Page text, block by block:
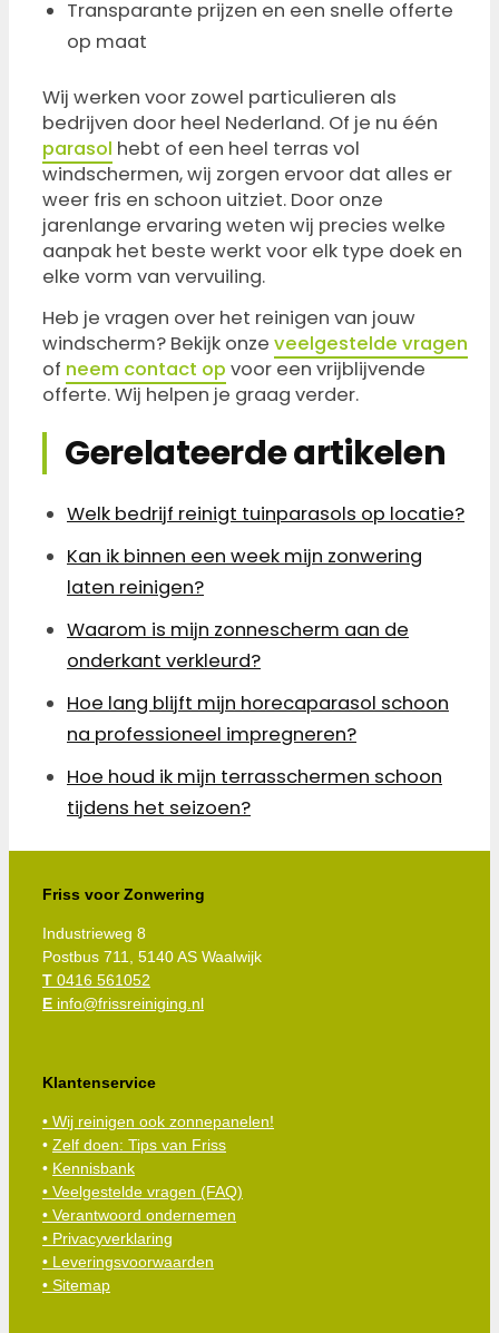
Transparante prijzen en een snelle offerte
op maat
Wij werken voor zowel particulieren als
bedrijven door heel Nederland. Of je nu één
parasol hebt of een heel terras vol
windschermen, wij zorgen ervoor dat alles er
weer fris en schoon uitziet. Door onze
jarenlange ervaring weten wij precies welke
aanpak het beste werkt voor elk type doek en
elke vorm van vervuiling.
Heb je vragen over het reinigen van jouw
windscherm? Bekijk onze veelgestelde vragen
of neem contact op voor een vrijblijvende
offerte. Wij helpen je graag verder.
Gerelateerde artikelen
Welk bedrijf reinigt tuinparasols op locatie?
Kan ik binnen een week mijn zonwering
laten reinigen?
Waarom is mijn zonnescherm aan de
onderkant verkleurd?
Hoe lang blijft mijn horecaparasol schoon
na professioneel impregneren?
Hoe houd ik mijn terrasschermen schoon
tijdens het seizoen?
Friss voor Zonwering
Industrieweg 8
Postbus 711, 5140 AS Waalwijk
T 0416 561052
E info@frissreiniging.nl
Klantenservice
• Wij reinigen ook zonnepanelen!
• Zelf doen: Tips van Friss
• Kennisbank
• Veelgestelde vragen (FAQ)
• Verantwoord ondernemen
• Privacyverklaring
• Leveringsvoorwaarden
• Sitemap